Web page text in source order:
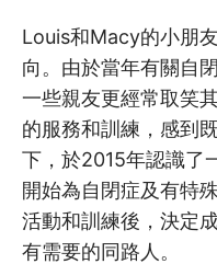
Louis和Macy的小朋
向。由於當年有關自
一些親友更經常取笑
的服務和訓練，感到
下，於2015年認識了
開始為自閉症及有特
活動和訓練後，決定
有需要的同路人。